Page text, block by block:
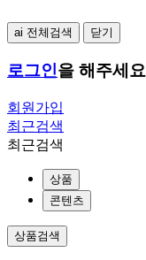
ai 전체검색 닫기
로그인을 해주세요
회원가입
최근검색
최근검색
상품
콘텐츠
상품검색